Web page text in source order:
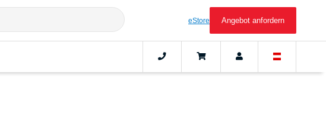
eStore Angebot anfordern